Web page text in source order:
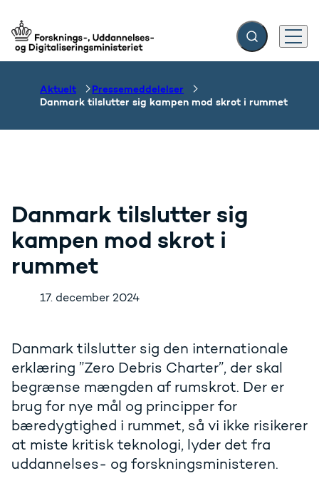
Gå til forsiden Fold søgefelt ud
Menu
Aktuelt
Pressemeddelelser
Danmark tilslutter sig kampen mod skrot i rummet
Danmark tilslutter sig
kampen mod skrot i
rummet
17. december 2024
Danmark tilslutter sig den internationale
erklæring ”Zero Debris Charter”, der skal
begrænse mængden af rumskrot. Der er
brug for nye mål og principper for
bæredygtighed i rummet, så vi ikke risikerer
at miste kritisk teknologi, lyder det fra
uddannelses- og forskningsministeren.